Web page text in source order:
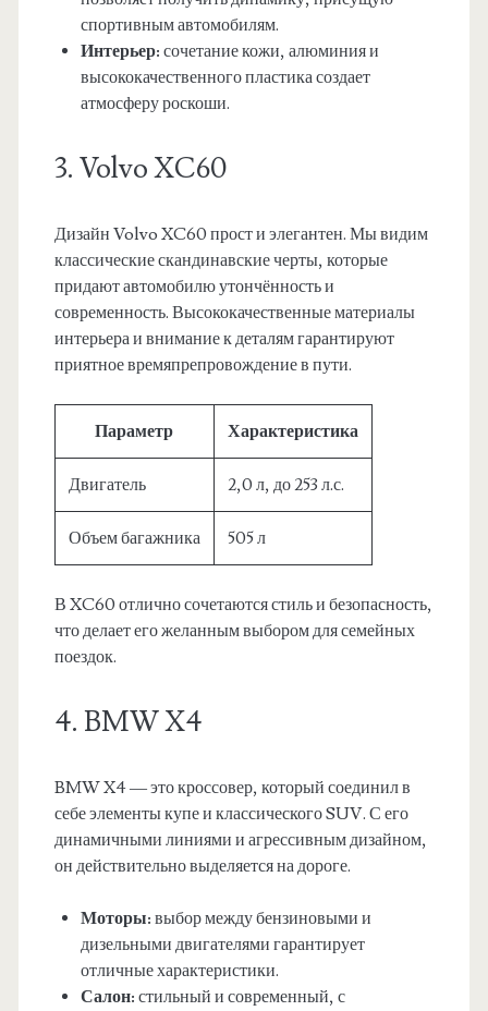
спортивным автомобилям.
Интерьер: сочетание кожи, алюминия и
высококачественного пластика создает
атмосферу роскоши.
3. Volvo XC60
Дизайн Volvo XC60 прост и элегантен. Мы видим
классические скандинавские черты, которые
придают автомобилю утончённость и
современность. Высококачественные материалы
интерьера и внимание к деталям гарантируют
приятное времяпрепровождение в пути.
Параметр Характеристика
Двигатель 2,0 л, до 253 л.с.
Объем багажника 505 л
В XC60 отлично сочетаются стиль и безопасность,
что делает его желанным выбором для семейных
поездок.
4. BMW X4
BMW X4 — это кроссовер, который соединил в
себе элементы купе и классического SUV. С его
динамичными линиями и агрессивным дизайном,
он действительно выделяется на дороге.
Моторы: выбор между бензиновыми и
дизельными двигателями гарантирует
отличные характеристики.
Салон: стильный и современный, с